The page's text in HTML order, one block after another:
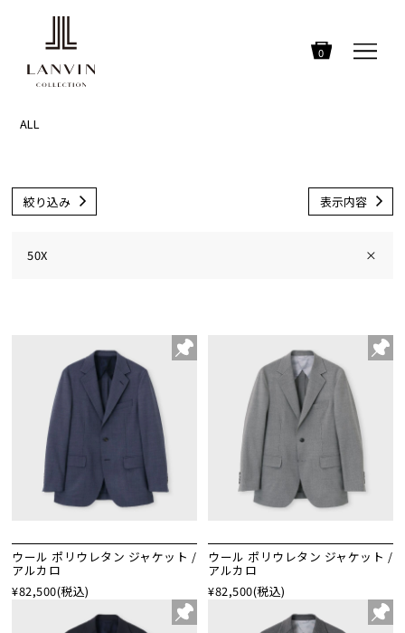
0
ALL
絞り込み 表示内容
50X ×
ウール ポリウレタン ジャケット /
アルカロ
¥82,500(税込)
ウール ポリウレタン ジャケット /
アルカロ
¥82,500(税込)